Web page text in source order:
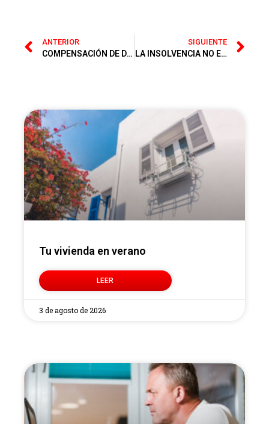
ANTERIOR
COMPENSACIÓN DE DEUDAS
SIGUIENTE
LA INSOLVENCIA NO ES RAZÓN SUFICIENTE
Tu vivienda en verano
LEER
3 de agosto de 2026